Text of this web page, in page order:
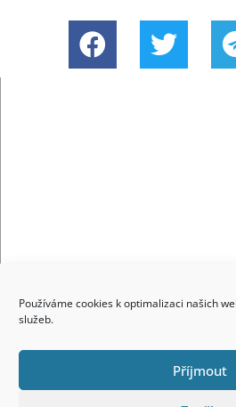
Používáme cookies k optimalizaci našich
služeb.
Příjmout